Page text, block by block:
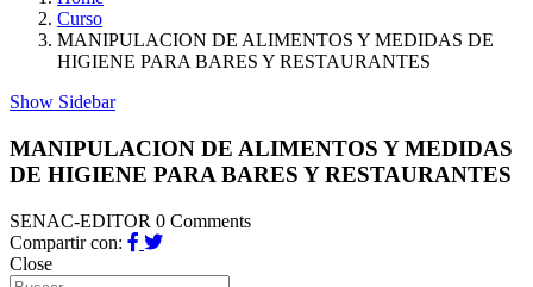
Curso
MANIPULACION DE ALIMENTOS Y MEDIDAS DE
HIGIENE PARA BARES Y RESTAURANTES
Show Sidebar
MANIPULACION DE ALIMENTOS Y MEDIDAS
DE HIGIENE PARA BARES Y RESTAURANTES
SENAC-EDITOR 0 Comments
Compartir con:
Close